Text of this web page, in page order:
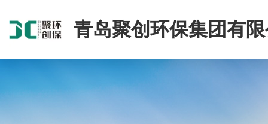
青岛聚创环保集团有